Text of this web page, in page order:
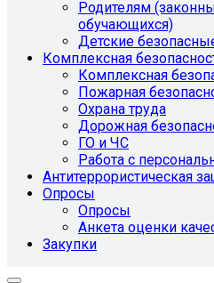
Родителям
обучающихся)
Детские
Комплексная
Комплексная
Пожарная
Охрана труда
Дорожная
ГО и ЧС
Работа с
Антитеррористическая
Опросы
Опросы
Анкета оценки
Закупки